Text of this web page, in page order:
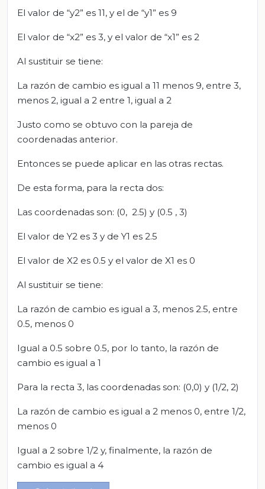
El valor de “y2” es 11, y el de “y1” es 9
El valor de “x2” es 3, y el valor de “x1” es 2
Al sustituir se tiene:
La razón de cambio es igual a 11 menos 9, entre 3,
menos 2, igual a 2 entre 1, igual a 2
Justo como se obtuvo con la pareja de
coordenadas anterior.
Entonces se puede aplicar en las otras rectas.
De esta forma, para la recta dos:
Las coordenadas son: (0, 2.5) y (0.5 , 3)
El valor de Y2 es 3 y de Y1 es 2.5
El valor de X2 es 0.5 y el valor de X1 es 0
Al sustituir se tiene:
La razón de cambio es igual a 3, menos 2.5, entre
0.5, menos 0
Igual a 0.5 sobre 0.5, por lo tanto, la razón de
cambio es igual a 1
Para la recta 3, las coordenadas son: (0,0) y (1/2, 2)
La razón de cambio es igual a 2 menos 0, entre 1/2,
menos 0
Igual a 2 sobre 1/2 y, finalmente, la razón de
cambio es igual a 4